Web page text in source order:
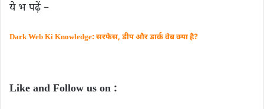
ये भ पढ़ें –
Dark Web Ki Knowledge: सरफेस, डीप और डार्क वेब क्या है?
Like and Follow us on :